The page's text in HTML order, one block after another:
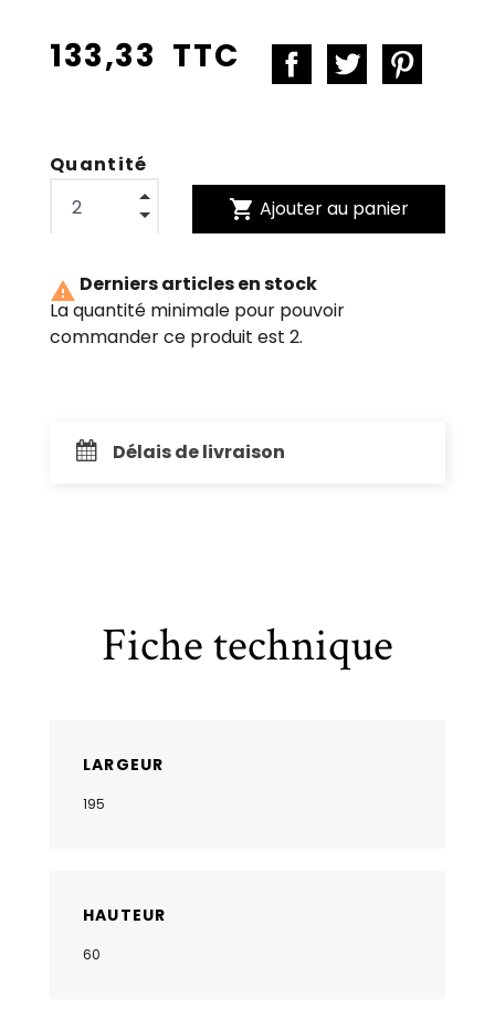
133,33 TTC
Quantité
shopping_cart Ajouter au panier
 Derniers articles en stock
La quantité minimale pour pouvoir
commander ce produit est 2.
Délais de livraison
Fiche technique
LARGEUR
195
HAUTEUR
60